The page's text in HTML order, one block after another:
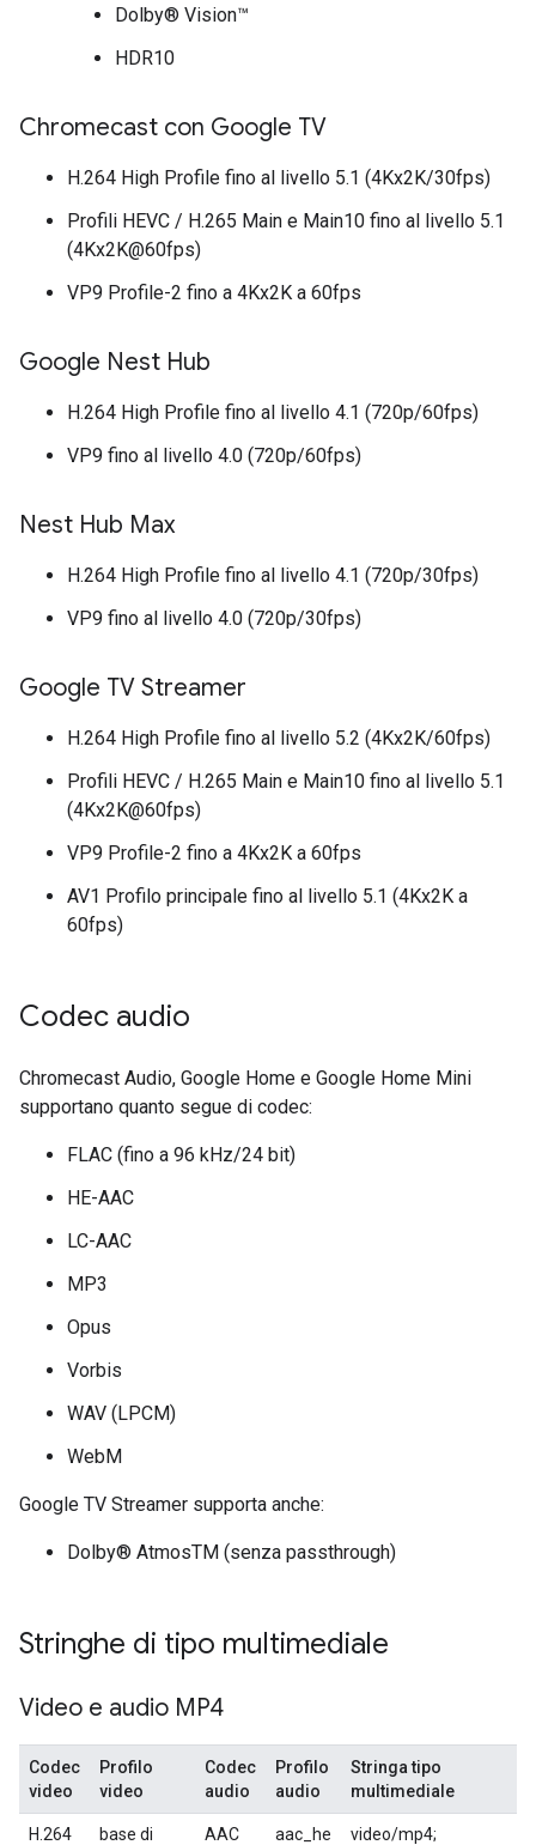
Dolby® Vision™
HDR10
Chromecast con Google TV
H.264 High Profile fino al livello 5.1 (4Kx2K/30fps)
Profili HEVC / H.265 Main e Main10 fino al livello 5.1
(4Kx2K@60fps)
VP9 Profile-2 fino a 4Kx2K a 60fps
Google Nest Hub
H.264 High Profile fino al livello 4.1 (720p/60fps)
VP9 fino al livello 4.0 (720p/60fps)
Nest Hub Max
H.264 High Profile fino al livello 4.1 (720p/30fps)
VP9 fino al livello 4.0 (720p/30fps)
Google TV Streamer
H.264 High Profile fino al livello 5.2 (4Kx2K/60fps)
Profili HEVC / H.265 Main e Main10 fino al livello 5.1
(4Kx2K@60fps)
VP9 Profile-2 fino a 4Kx2K a 60fps
AV1 Profilo principale fino al livello 5.1 (4Kx2K a
60fps)
Codec audio
Chromecast Audio, Google Home e Google Home Mini
supportano quanto segue di codec:
FLAC (fino a 96 kHz/24 bit)
HE-AAC
LC-AAC
MP3
Opus
Vorbis
WAV (LPCM)
WebM
Google TV Streamer supporta anche:
Dolby® AtmosTM (senza passthrough)
Stringhe di tipo multimediale
Video e audio MP4
Codec
video
Profilo
video
Codec
audio
Profilo
audio
Stringa tipo
multimediale
H.264
base di
AAC aac_he
video/mp4;